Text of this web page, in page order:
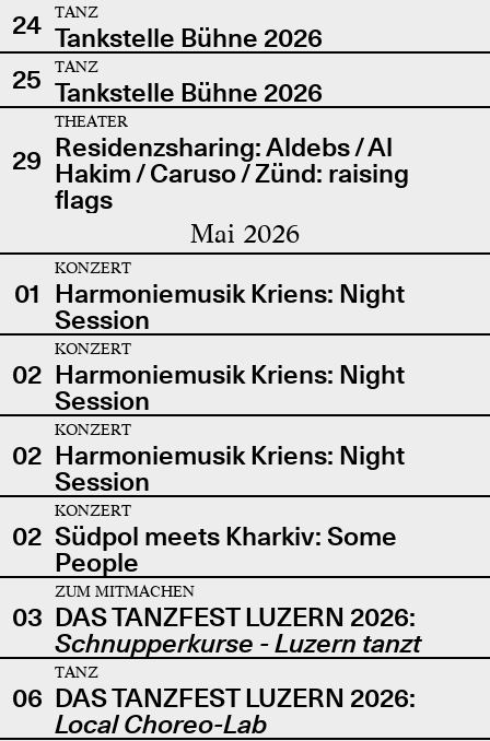
24
TANZ
Tankstelle Bühne 2026
25
TANZ
Tankstelle Bühne 2026
29
THEATER
Residenzsharing: Aldebs / Al
Hakim / Caruso / Zünd: raising
flags
Mai 2026
01
KONZERT
Harmoniemusik Kriens: Night
Session
02
KONZERT
Harmoniemusik Kriens: Night
Session
02
KONZERT
Harmoniemusik Kriens: Night
Session
02
KONZERT
Südpol meets Kharkiv: Some
People
03
ZUM MITMACHEN
DAS TANZFEST LUZERN 2026:
Schnupperkurse - Luzern tanzt
06
TANZ
DAS TANZFEST LUZERN 2026:
Local Choreo-Lab